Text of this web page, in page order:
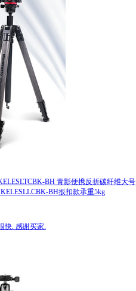
BH 青影便携反折碳纤维大号
BH扳扣款承重5kg
快. 感谢买家.